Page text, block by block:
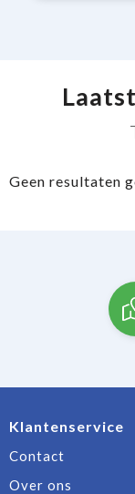
Geen resultaten
Klantenservice
Contact
Over ons